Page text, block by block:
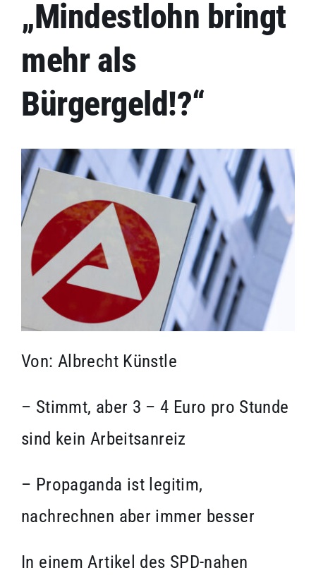
Kontakt
Impressum
„Mindestlohn bringt
mehr als
Bürgergeld!?“
Von: Albrecht Künstle
– Stimmt, aber 3 – 4 Euro pro Stunde
sind kein Arbeitsanreiz
– Propaganda ist legitim,
nachrechnen aber immer besser
In einem Artikel des SPD-nahen